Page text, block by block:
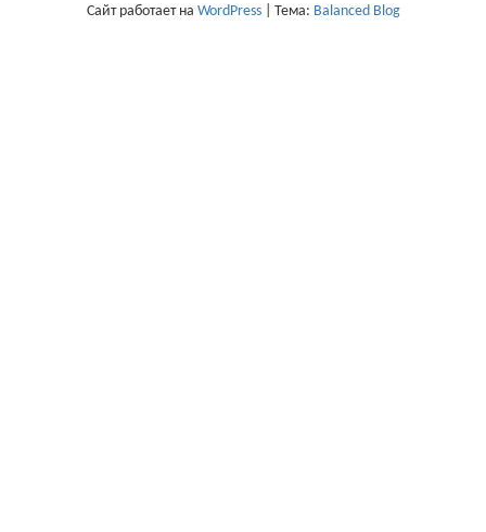
Сайт работает на WordPress Тема: Balanced Blog